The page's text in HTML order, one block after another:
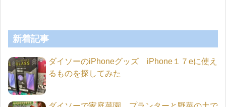
新着記事
ダイソーのiPhoneグッズ iPhone１７eに使え
るものを探してみた